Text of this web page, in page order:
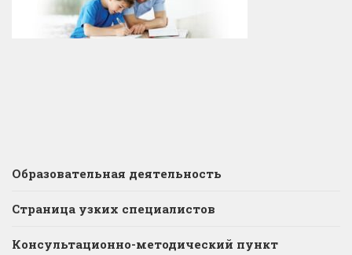
Образовательная деятельность
Страница узких специалистов
Консультационно-методический пункт